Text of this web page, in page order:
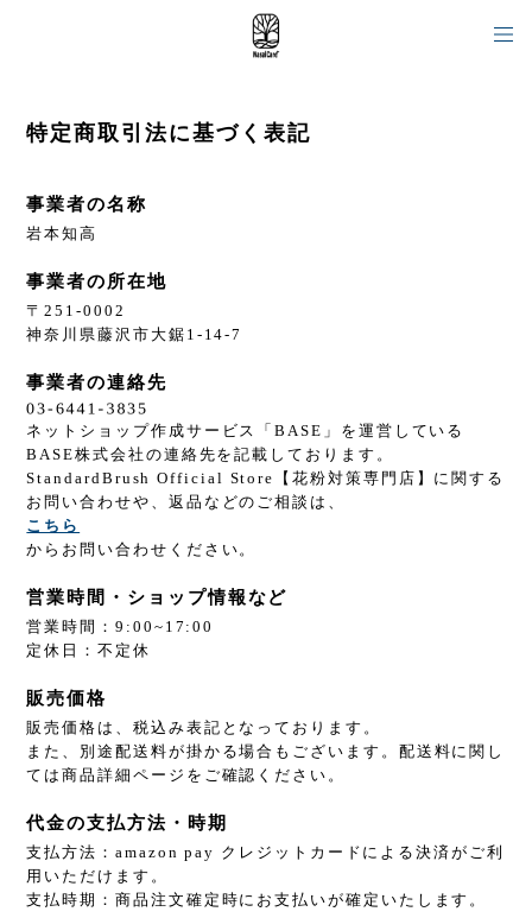
特定商取引法に基づく表記
事業者の名称
岩本知高
事業者の所在地
〒251-0002
神奈川県藤沢市大鋸1-14-7
事業者の連絡先
ネットショップ作成サービス「BASE」を運営している
BASE株式会社の連絡先を記載しております。
StandardBrush Official Store【花粉対策専門店】に関する
お問い合わせや、返品などのご相談は、
こちら
からお問い合わせください。
営業時間・ショップ情報など
営業時間：9:00~17:00
定休日：不定休
販売価格
販売価格は、税込み表記となっております。
また、別途配送料が掛かる場合もございます。配送料に関し
ては商品詳細ページをご確認ください。
代金の支払方法・時期
支払方法：amazon pay クレジットカードによる決済がご利
用いただけます。
支払時期：商品注文確定時にお支払いが確定いたします。